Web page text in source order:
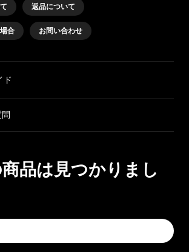
返品について
合 お問い合わせ
ド
品は見つかりまし